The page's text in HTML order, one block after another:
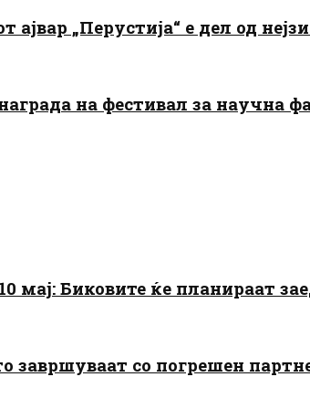
„Перустија“ е дел од
на фестивал за научна
мај: Биковите ќе планираат
завршуваат со погрешен